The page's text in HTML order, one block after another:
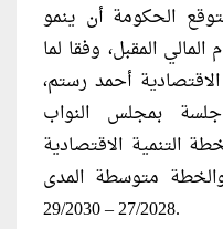
الحكومة أن ينمو
خلال العام المالي المقبل، وفقا لما
أحمد رستم،
بمجلس النواب
التنمية الاقتصادية
لعام 2026/2027 والخطة متوسطة المدى
27/2028 – 29/2030.